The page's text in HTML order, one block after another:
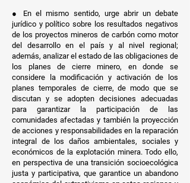
● En el mismo sentido, urge abrir un debate
jurídico y político sobre los resultados negativos
de los proyectos mineros de carbón como motor
del desarrollo en el país y al nivel regional;
además, analizar el estado de las obligaciones de
los planes de cierre minero, en donde se
considere la modificación y activación de los
planes temporales de cierre, de modo que se
discutan y se adopten decisiones adecuadas
para garantizar la participación de las
comunidades afectadas y también la proyección
de acciones y responsabilidades en la reparación
integral de los daños ambientales, sociales y
económicos de la explotación minera. Todo ello,
en perspectiva de una transición socioecológica
justa y participativa, que garantice un abandono